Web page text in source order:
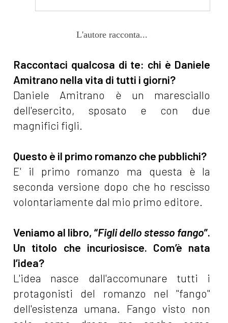
L'autore racconta...
Raccontaci qualcosa di te: chi è Daniele
Amitrano nella vita di tutti i giorni?
Daniele Amitrano è un maresciallo
dell'esercito, sposato e con due
magnifici figli.
Questo è il primo romanzo che pubblichi?
E' il primo romanzo ma questa è la
seconda versione dopo che ho rescisso
volontariamente dal mio primo editore.
Veniamo al libro, “Figli dello stesso fango”.
Un titolo che incuriosisce. Com’è nata
l’idea?
L'idea nasce dall'accomunare tutti i
protagonisti del romanzo nel "fango"
dell'esistenza umana. Fango visto non